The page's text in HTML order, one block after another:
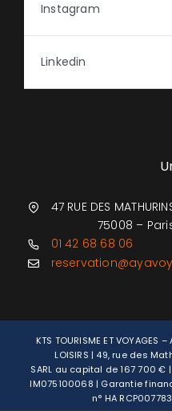
Instagram
Linkedin
47 RUE DES
75008 –
01 42 68 68 06
KTS TOURISME ET VOYAGES
LOISIRS | 49, rue des
SARL au capital de 167 700 €
IM075100068 | Garantie
n° HA